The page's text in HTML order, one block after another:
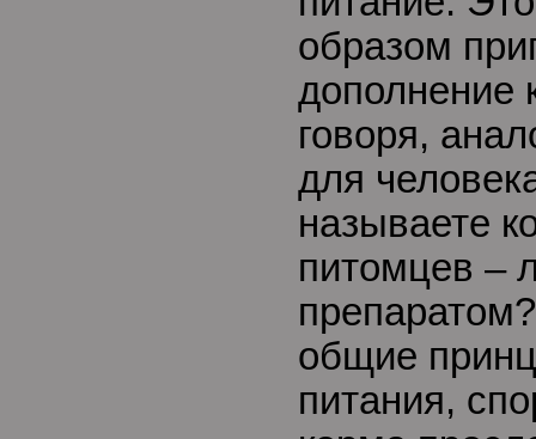
образом
дополнение
говоря,
для
называете
питомцев –
общие
питания,